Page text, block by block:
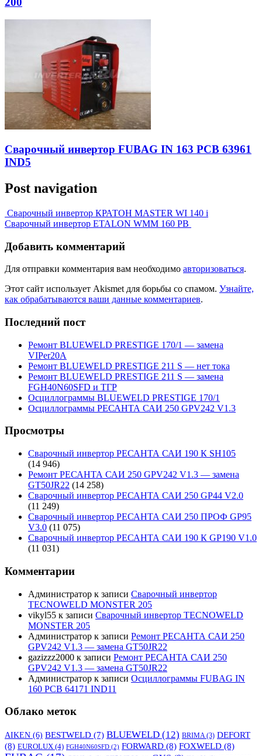
Сварочный инвертор FUBAG IN 163 PCB 63961
IND5
Post navigation
Сварочный инвертор КРАТОН MASTER WI 140 i
Сварочный инвертор ETALON WMM 160 PB
Добавить комментарий
Для отправки комментария вам необходимо авторизоваться.
Этот сайт использует Akismet для борьбы со спамом. Узнайте,
как обрабатываются ваши данные комментариев.
Последний пост
Ремонт BLUEWELD PRESTIGE 170/1 — замена
VIPer20A
Ремонт BLUEWELD PRESTIGE 211 S — нет тока
Ремонт BLUEWELD PRESTIGE 211 S — замена
FGH40N60SFD и ТГР
Осциллограммы BLUEWELD PRESTIGE 170/1
Осциллограммы РЕСАНТА САИ 250 GPV242 V1.3
Просмотры
Сварочный инвертор РЕСАНТА САИ 190 К SH105
(14 946)
Ремонт РЕСАНТА САИ 250 GPV242 V1.3 — замена
GT50JR22 (14 258)
Сварочный инвертор РЕСАНТА САИ 250 GP44 V2.0
(11 249)
Сварочный инвертор РЕСАНТА САИ 250 ПРОФ GP95
V3.0 (11 075)
Сварочный инвертор РЕСАНТА САИ 190 К GP190 V1.0
(11 031)
Комментарии
Администратор к записи Сварочный инвертор
TECNOWELD MONSTER 205
vikyl55 к записи Сварочный инвертор TECNOWELD
MONSTER 205
Администратор к записи Ремонт РЕСАНТА САИ 250
GPV242 V1.3 — замена GT50JR22
gazizzz2000 к записи Ремонт РЕСАНТА САИ 250
GPV242 V1.3 — замена GT50JR22
Администратор к записи Осциллограммы FUBAG IN
160 PCB 64171 IND11
Облако меток
AIKEN (6) BESTWELD (7) BLUEWELD (12) BRIMA(3) DEFORT
(8) EUROLUX (4) FGH40N60SFD (2) FORWARD (8) FOXWELD (8)